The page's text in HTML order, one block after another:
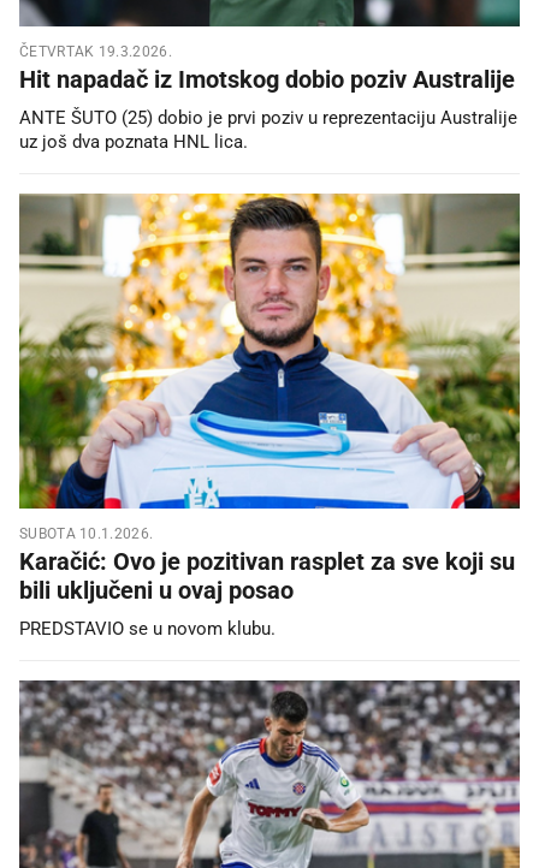
ČETVRTAK 19.3.2026.
Hit napadač iz Imotskog dobio poziv Australije
ANTE ŠUTO (25) dobio je prvi poziv u reprezentaciju Australije
uz još dva poznata HNL lica.
SUBOTA 10.1.2026.
Karačić: Ovo je pozitivan rasplet za sve koji su
bili uključeni u ovaj posao
PREDSTAVIO se u novom klubu.